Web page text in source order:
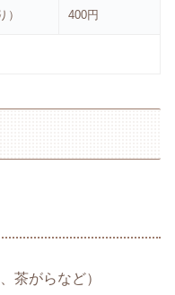
400円
茶がらなど）